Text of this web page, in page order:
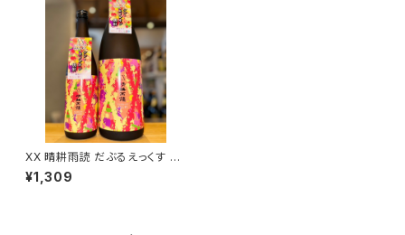
XX 晴耕雨読 だぶるえっくす み
ちしずく 720ml１本（佐多宗二
商店・鹿児島県南九州市）
¥1,309